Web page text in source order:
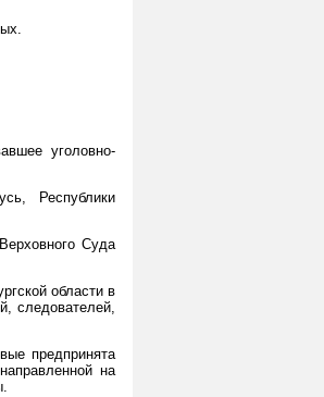
уголовно-
Республики
Суда
области в
следователей,
предпринята
на